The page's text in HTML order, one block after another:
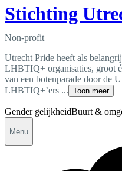
Stichting
Non-profit
Utrecht Pride heeft als
LHBTIQ+ organisaties, groot
van een botenparade door de
LHBTIQ+’ers ... Toon meer
Gender gelijkheidBuurt &
Menu